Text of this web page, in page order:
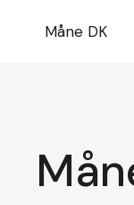
indholdMåne DK